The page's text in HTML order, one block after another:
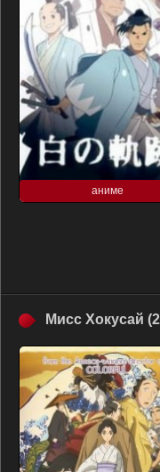
аниме
Мисс Хокусай